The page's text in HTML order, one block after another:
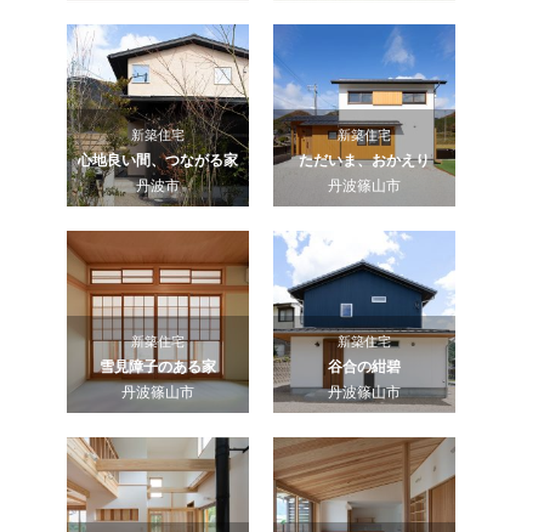
新築住宅
心地良い間、つながる家
丹波市
新築住宅
ただいま、おかえり
丹波篠山市
新築住宅
雪見障子のある家
丹波篠山市
新築住宅
谷合の紺碧
丹波篠山市